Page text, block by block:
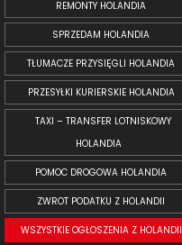
REMONTY HOLANDIA
SPRZEDAM HOLANDIA
TŁUMACZE PRZYSIĘGLI HOLANDIA
PRZESYŁKI KURIERSKIE HOLANDIA
TAXI – TRANSFER LOTNISKOWY
HOLANDIA
POMOC DROGOWA HOLANDIA
ZWROT PODATKU Z HOLANDII
WSZYSTKIE OGŁOSZENIA Z HOLANDII